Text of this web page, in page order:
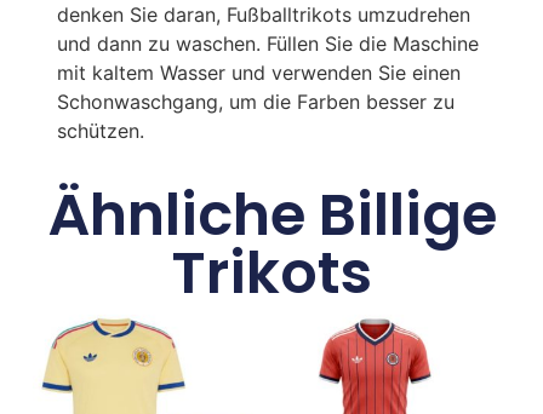
denken Sie daran, Fußballtrikots umzudrehen
und dann zu waschen. Füllen Sie die Maschine
mit kaltem Wasser und verwenden Sie einen
Schonwaschgang, um die Farben besser zu
schützen.
Ähnliche Billige
Trikots